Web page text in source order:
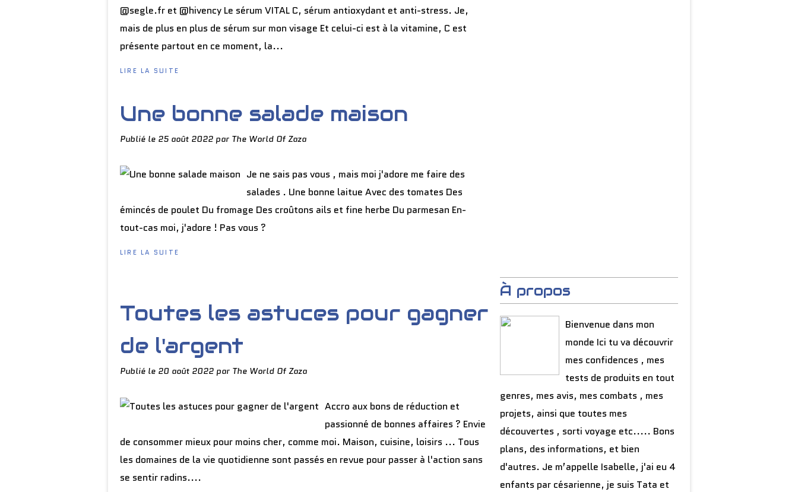
@segle.fr et @hivency Le sérum VITAL C, sérum antioxydant et anti-stress. Je,
mais de plus en plus de sérum sur mon visage Et celui-ci est à la vitamine, C est
présente partout en ce moment, la...
LIRE LA SUITE
Une bonne salade maison
Publié le 25 août 2022 par The World Of Zaza
Je ne sais pas vous , mais moi j'adore me faire des
salades . Une bonne laitue Avec des tomates Des
émincés de poulet Du fromage Des croûtons ails et fine herbe Du parmesan En-
tout-cas moi, j'adore ! Pas vous ?
LIRE LA SUITE
Toutes les astuces pour gagner
de l'argent
Publié le 20 août 2022 par The World Of Zaza
Accro aux bons de réduction et
passionné de bonnes affaires ? Envie
de consommer mieux pour moins cher, comme moi. Maison, cuisine, loisirs ... Tous
les domaines de la vie quotidienne sont passés en revue pour passer à l'action sans
se sentir radins....
À propos
Bienvenue dans mon
monde Ici tu va découvrir
mes confidences , mes
tests de produits en tout
genres, mes avis, mes combats , mes
projets, ainsi que toutes mes
découvertes , sorti voyage etc..... Bons
plans, des informations, et bien
d'autres. Je m’appelle Isabelle, j'ai eu 4
enfants par césarienne, je suis Tata et